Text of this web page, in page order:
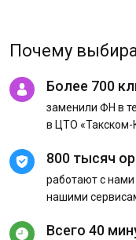
Почему
Более 700
заменили ФН в
в ЦТО «Такском-
800 тысяч
работают с нами
нашими
Всего 40